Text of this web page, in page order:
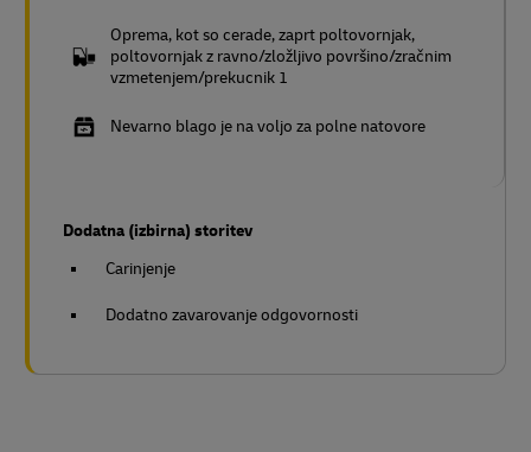
Oprema, kot so cerade, zaprt poltovornjak,
poltovornjak z ravno/zložljivo površino/zračnim
vzmetenjem/prekucnik 1
Nevarno blago je na voljo za polne natovore
Dodatna (izbirna) storitev
Carinjenje
Dodatno zavarovanje odgovornosti